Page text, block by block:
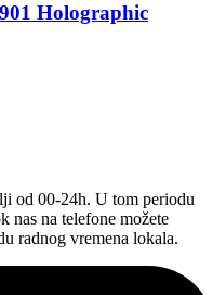
Holographic
od 00-24h. U tom periodu
nas na telefone možete
radnog vremena lokala.